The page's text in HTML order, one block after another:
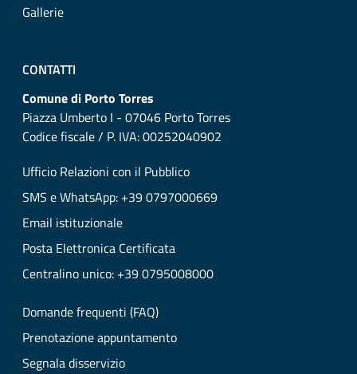
Gallerie
CONTATTI
Comune di Porto Torres
Piazza Umberto I - 07046 Porto Torres
Codice fiscale / P. IVA: 00252040902
Ufficio Relazioni con il Pubblico
SMS e WhatsApp: +39 0797000669
Email istituzionale
Posta Elettronica Certificata
Centralino unico: +39 0795008000
Domande frequenti (FAQ)
Prenotazione appuntamento
Segnala disservizio